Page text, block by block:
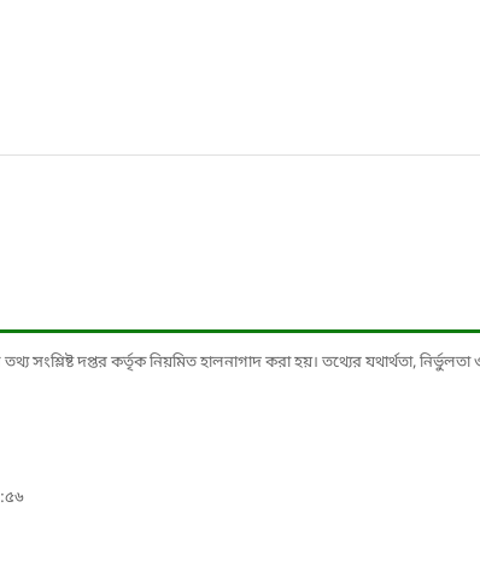
দপ্তর কর্তৃক নিয়মিত হালনাগাদ করা হয়। তথ্যের যথার্থতা, নির্ভুলতা ও